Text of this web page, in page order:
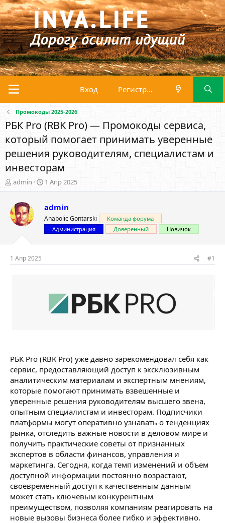
Вход Регистрация
Промокоды 2025-2026
РБК Pro (RBK Pro) — Промокоды сервиса,
который помогает принимать уверенные
решения руководителям, специалистам и
инвесторам
А
в
о
р
т
м
ы
admin
Д
а
а
н
а
ч
а
а
1 Апр 2025
admin
Anabolic Gontarski
Команда форума
Администрация
Доверенный Новичок
1 Апр 2025 #1
РБК Pro (RBK Pro) уже давно зарекомендовал себя как
сервис, предоставляющий доступ к эксклюзивным
аналитическим материалам и экспертным мнениям,
которые помогают принимать взвешенные и
уверенные решения руководителям высшего звена,
опытным специалистам и инвесторам. Подписчики
платформы могут оперативно узнавать о тенденциях
рынка, отследить важные новости в деловом мире и
получить практические советы от признанных
экспертов в области финансов, управления и
маркетинга. Сегодня, когда темп изменений и объем
доступной информации постоянно возрастают,
своевременный доступ к качественным данным
может стать ключевым конкурентным
преимуществом, позволяя компаниям реагировать на
новые вызовы бизнеса более гибко и эффективно.